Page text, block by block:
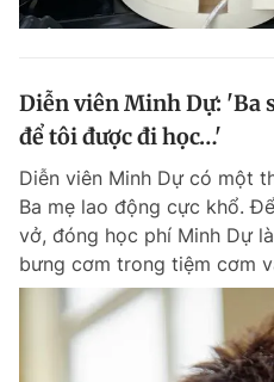
Diễn viên Minh Dự: 'Ba
để tôi được đi học…'
Diễn viên Minh Dự có một
Ba mẹ lao động cực khổ.
vở, đóng học phí Minh Dự
bưng cơm trong tiệm cơm